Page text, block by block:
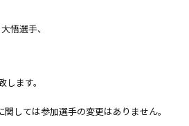
悟選手、
ます。
しては参加選手の変更はありません。